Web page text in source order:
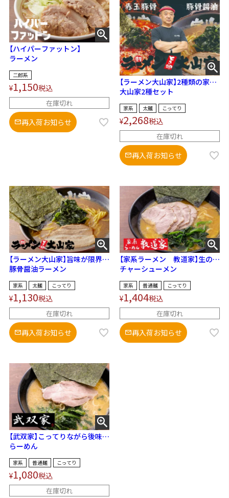
【ハイパーファットン】
ラーメン
二郎系
¥1,150税込
在庫切れ
再入荷お知らせ
【ラーメン大山家】2種類の家系
豚骨ラーメンをお得に食べ比
べ！
大山家2種セット
家系 太麺 こってり
¥2,268税込
在庫切れ
再入荷お知らせ
【ラーメン大山家】旨味が限界ま
で引き出された濃厚豚骨スー
プ！
豚骨醤油ラーメン
家系 太麺 こってり
¥1,130税込
在庫切れ
再入荷お知らせ
【家系ラーメン 教道家】生の肩
ロースを使ったこだわりのチャ
ーシューと、大量のガラを長時
間煮込んだ大満足のスープ！
チャーシューメン
家系 普通麺 こってり
¥1,404税込
在庫切れ
再入荷お知らせ
【武双家】こってりながら後味す
っきり！王道家系ラーメン！
らーめん
家系 普通麺 こってり
¥1,080税込
在庫切れ